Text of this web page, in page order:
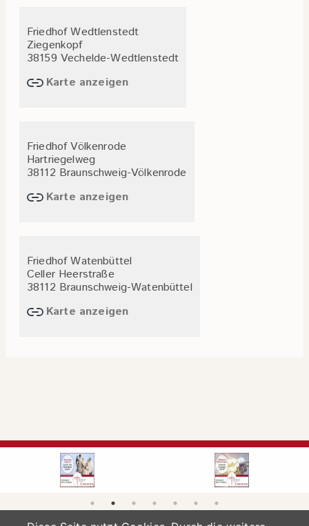
Friedhof Wedtlenstedt
Ziegenkopf
38159 Vechelde-Wedtlenstedt
Karte anzeigen
Friedhof Völkenrode
Hartriegelweg
38112 Braunschweig-Völkenrode
Karte anzeigen
Friedhof Watenbüttel
Celler Heerstraße
38112 Braunschweig-Watenbüttel
Karte anzeigen